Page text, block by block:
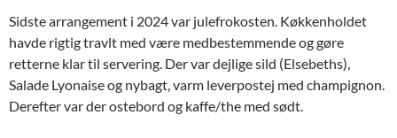
Sidste arrangement i 2024 var julefrokosten. Køkkenholdet
havde rigtig travlt med være medbestemmende og gøre
retterne klar til servering. Der var dejlige sild (Elsebeths),
Salade Lyonaise og nybagt, varm leverpostej med champignon.
Derefter var der ostebord og kaffe/the med sødt.